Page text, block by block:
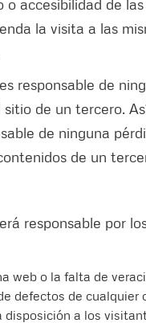
accesibilidad de
la visita a las
responsable de
de un tercero.
de ninguna
de un
responsable por
web o la falta de
defectos de cualquier
a los